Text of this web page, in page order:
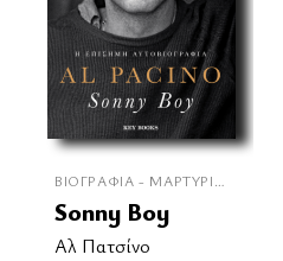
ΒΙΟΓΡΑΦΊΑ - ΜΑΡΤΥΡΊΕΣ
Sonny Boy
Αλ Πατσίνο